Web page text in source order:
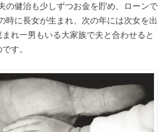
の健治も少しずつお金を貯め、ローンで
時に長女が生まれ、次の年には次女を出
れ一男もいる大家族で夫と合わせると
す。